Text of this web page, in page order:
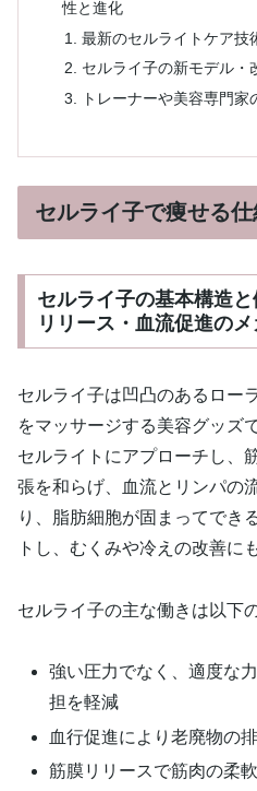
性と進化
最新のセルライトケア技
セルライ子の新モデル・
トレーナーや美容専門家
セルライ子で痩せる
セルライ子の基本構造
リリース・血流促進の
セルライ子は凹凸のあるロー
をマッサージする美容グッズ
セルライトにアプローチし、
張を和らげ、血流とリンパの
り、脂肪細胞が固まってでき
トし、むくみや冷えの改善に
セルライ子の主な働きは以下
強い圧力でなく、適度な
担を軽減
血行促進により老廃物の
筋膜リリースで筋肉の柔